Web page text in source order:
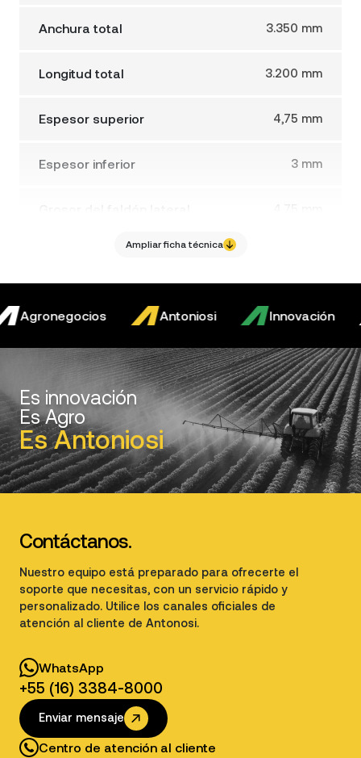
Anchura total 3.350 mm
Longitud total 3.200 mm
Espesor superior 4,75 mm
Espesor inferior 3 mm
Ampliar ficha técnica
Agronegocios Antoniosi Innovación
Es innovación
Es Agro
Es Antoniosi
Contáctanos.
Nuestro equipo está preparado para ofrecerte el
soporte que necesitas, con un servicio rápido y
personalizado. Utilice los canales oficiales de
atención al cliente de Antonosi.
WhatsApp
+55 (16) 3384-8000
Enviar mensaje
Centro de atención al cliente